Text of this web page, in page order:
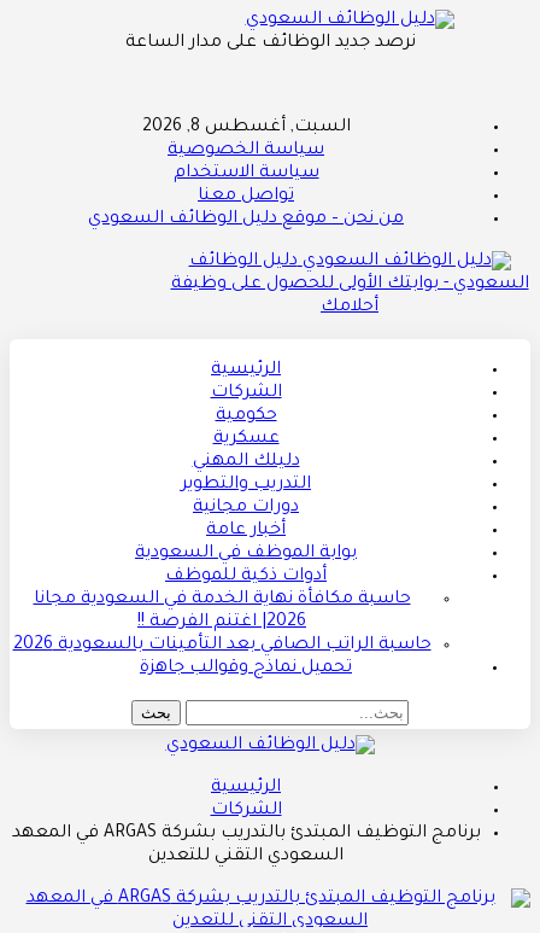
نرصد جديد الوظائف على مدار الساعة
السبت, أغسطس 8, 2026
سياسة الخصوصية
سياسة الاستخدام
تواصل معنا
من نحن – موقع دليل الوظائف السعودي
دليل الوظائف
السعودي - بوابتك الأولى للحصول على وظيفة
أحلامك
الرئيسية
الشركات
حكومية
عسكرية
دليلك المهني
التدريب والتطوير
دورات مجانية
أخبار عامة
بوابة الموظف في السعودية
أدوات ذكية للموظف
حاسبة مكافأة نهاية الخدمة في السعودية مجانا
2026| اغتنم الفرصة !!
حاسبة الراتب الصافي بعد التأمينات بالسعودية 2026
تحميل نماذج وقوالب جاهزة
الرئيسية
الشركات
برنامج التوظيف المبتدئ بالتدريب بشركة ARGAS في المعهد
السعودي التقني للتعدين